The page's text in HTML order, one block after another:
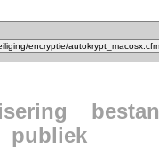
publiek